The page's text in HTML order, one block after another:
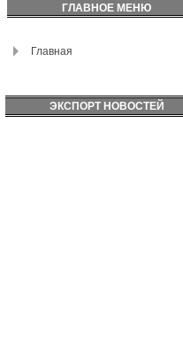
ГЛАВНОЕ МЕНЮ
Главная
ЭКСПОРТ НОВОСТЕЙ